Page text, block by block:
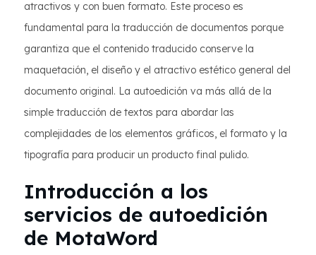
atractivos y con buen formato. Este proceso es
fundamental para la traducción de documentos porque
garantiza que el contenido traducido conserve la
maquetación, el diseño y el atractivo estético general del
documento original. La autoedición va más allá de la
simple traducción de textos para abordar las
complejidades de los elementos gráficos, el formato y la
tipografía para producir un producto final pulido.
Introducción a los
servicios de autoedición
de MotaWord